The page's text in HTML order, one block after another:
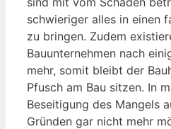
schwieriger alles in einen
zu bringen. Zudem
Bauunternehmen nach
mehr, somit bleibt der
Pfusch am Bau sitzen. In
Beseitigung des Mangels
Gründen gar nicht mehr